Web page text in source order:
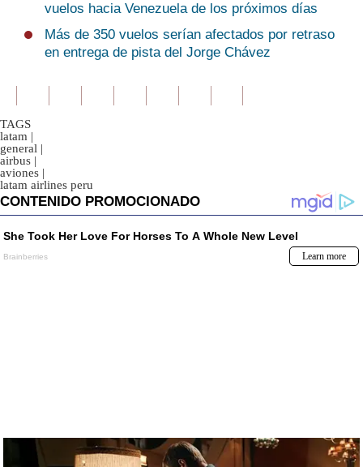
vuelos hacia Venezuela de los próximos días
Más de 350 vuelos serían afectados por retraso
en entrega de pista del Jorge Chávez
TAGS
latam |
general |
airbus |
aviones |
latam airlines peru